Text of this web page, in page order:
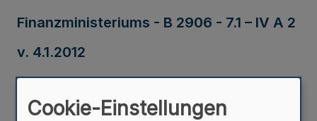
Finanzministeriums - B 2906 - 7.1 – IV A 2
v. 4.1.2012
Cookie-Einstellungen